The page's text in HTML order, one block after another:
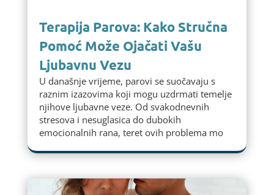
Terapija Parova: Kako Stručna
Pomoć Može Ojačati Vašu
Ljubavnu Vezu
U današnje vrijeme, parovi se suočavaju s
raznim izazovima koji mogu uzdrmati temelje
njihove ljubavne veze. Od svakodnevnih
stresova i nesuglasica do dubokih
emocionalnih rana, teret ovih problema mo